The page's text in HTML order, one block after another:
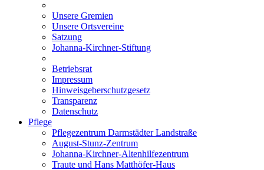
Unsere Gremien
Unsere Ortsvereine
Satzung
Johanna-Kirchner-Stiftung
Betriebsrat
Impressum
Hinweisgeberschutzgesetz
Transparenz
Datenschutz
Pflege
Pflegezentrum Darmstädter Landstraße
August-Stunz-Zentrum
Johanna-Kirchner-Altenhilfezentrum
Traute und Hans Matthöfer-Haus